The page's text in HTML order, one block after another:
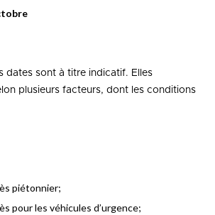
dates sont à titre indicatif. Elles
plusieurs facteurs, dont les conditions
piétonnier;
pour les véhicules d’urgence;